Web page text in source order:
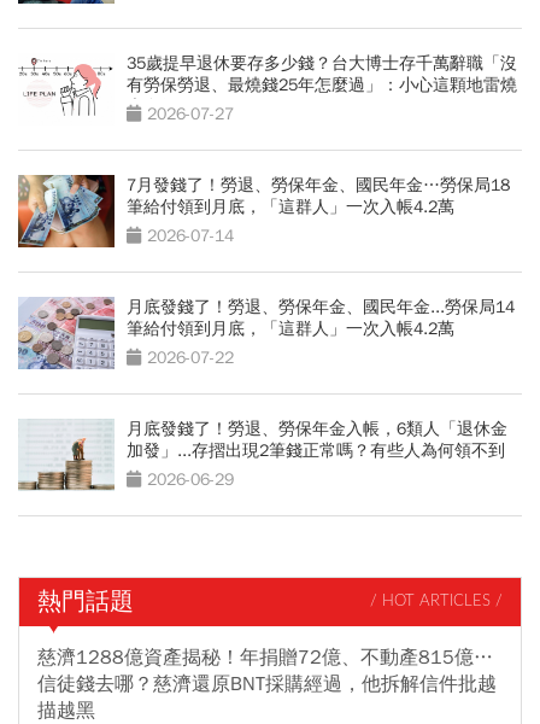
35歲提早退休要存多少錢？台大博士存千萬辭職「沒
有勞保勞退、最燒錢25年怎麼過」：小心這顆地雷燒
光存款
2026-07-27
7月發錢了！勞退、勞保年金、國民年金…勞保局18
筆給付領到月底，「這群人」一次入帳4.2萬
2026-07-14
月底發錢了！勞退、勞保年金、國民年金...勞保局14
筆給付領到月底，「這群人」一次入帳4.2萬
2026-07-22
月底發錢了！勞退、勞保年金入帳，6類人「退休金
加發」...存摺出現2筆錢正常嗎？有些人為何領不到
2026-06-29
熱門話題 / HOT ARTICLES /
慈濟1288億資產揭秘！年捐贈72億、不動產815億…
信徒錢去哪？慈濟還原BNT採購經過，他拆解信件批越
描越黑